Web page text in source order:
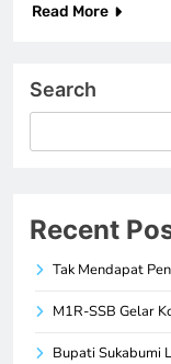
Read More
Search
Recent
Tak Mendapat
M1R-SSB Gelar
Bupati Sukabumi